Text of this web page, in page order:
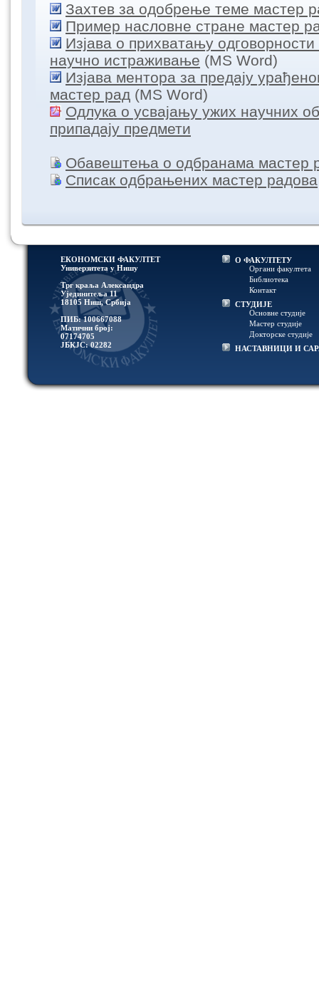
Захтев за одобрење теме мастер
Пример насловне стране мастер
Изјава о прихватању
научно истраживање (MS Word)
Изјава ментора за предају
мастер рад (MS Word)
Одлука о усвајању ужих научних
припадају предмети
Обавештења о одбранама мастер
Списак одбрањених мастер радова
ЕКОНОМСКИ ФАКУЛТЕТ
Универзитетa у Нишу
Трг краља Александра
Ујединитеља 11
18105 Ниш, Србија
ПИБ: 100667088
Матични број:
07174705
ЈБКЈС: 02282
О ФАКУЛТЕТУ
Органи факултета
Библиотека
Контакт
СТУДИЈЕ
Основне студије
Мастер студије
Докторске студије
НАСТАВНИЦИ И